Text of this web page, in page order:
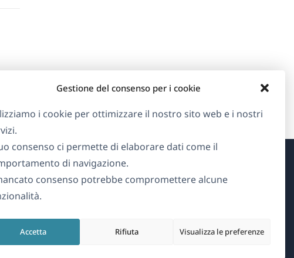
Gestione del consenso per i cookie
i cookie per ottimizzare il nostro sito web e i nostri
consenso ci permette di elaborare dati come il
di navigazione.
consenso potrebbe compromettere alcune
Accetta Rifiuta Visualizza le preferenze
Informazioni su WPML
apre